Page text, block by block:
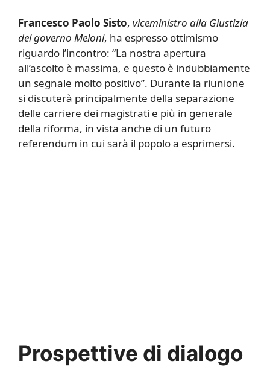
Francesco Paolo Sisto, viceministro alla Giustizia
del governo Meloni, ha espresso ottimismo
riguardo l’incontro: “La nostra apertura
all’ascolto è massima, e questo è indubbiamente
un segnale molto positivo”. Durante la riunione
si discuterà principalmente della separazione
delle carriere dei magistrati e più in generale
della riforma, in vista anche di un futuro
referendum in cui sarà il popolo a esprimersi.
Prospettive di dialogo